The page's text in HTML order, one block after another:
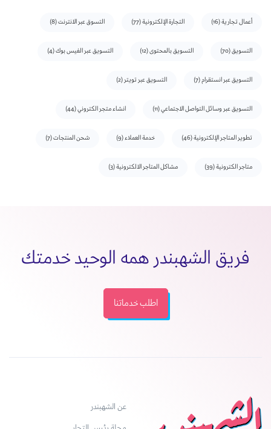
أعمال تجارية(16) التجارة الإلكترونية(77) التسوق عبر الانترنت(8)
التسويق(70) التسويق بالمحتوى(12) التسويق عبر الفيس بوك(4)
التسويق عبر انستقرام(7) التسويق عبر تويتر(2)
التسويق عبر وسائل التواصل الاجتماعي(11) انشاء متجر الكتروني(44)
تطوير المتاجر الإلكترونية(46) خدمة العملاء(9) شحن المنتجات(7)
متاجر الكترونية(39) مشاكل المتاجر الالكترونية(3)
فريق الشهبندر همه الوحيد خدمتك
اطلب خدماتنا
عن الشهبندر